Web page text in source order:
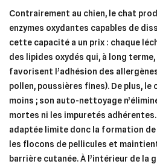
Contrairement au chien, le chat
enzymes oxydantes capables de
cette capacité a un prix : chaque
des lipides oxydés qui, à long
favorisent l’adhésion des
pollen, poussières fines). De plus, le
moins ; son auto-nettoyage
mortes ni les impuretés
adaptée limite donc la formation
les flocons de pellicules et
barrière cutanée. À l’intérieur de la